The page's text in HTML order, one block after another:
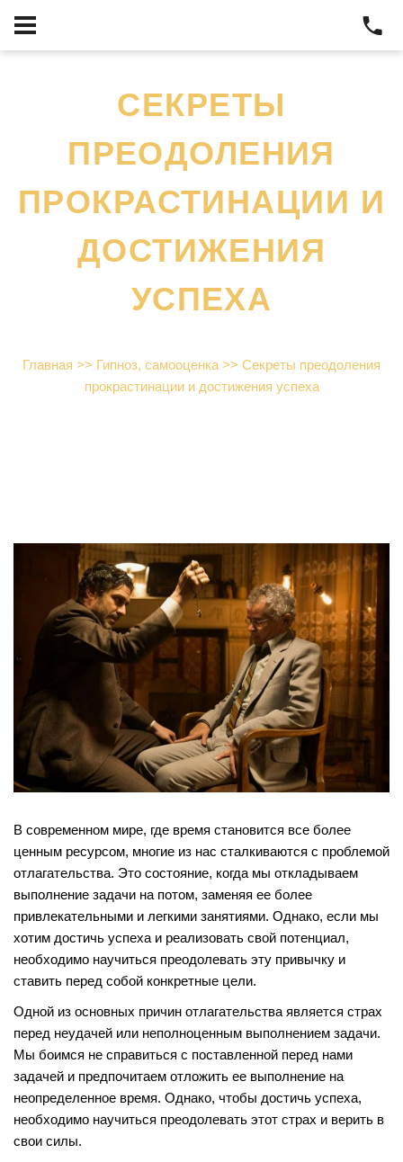
СЕКРЕТЫ
ПРЕОДОЛЕНИЯ
ПРОКРАСТИНАЦИИ И
ДОСТИЖЕНИЯ
УСПЕХА
Главная >> Гипноз, самооценка >> Секреты преодоления
прокрастинации и достижения успеха
В современном мире, где время становится все более
ценным ресурсом, многие из нас сталкиваются с проблемой
отлагательства. Это состояние, когда мы откладываем
выполнение задачи на потом, заменяя ее более
привлекательными и легкими занятиями. Однако, если мы
хотим достичь успеха и реализовать свой потенциал,
необходимо научиться преодолевать эту привычку и
ставить перед собой конкретные цели.
Одной из основных причин отлагательства является страх
перед неудачей или неполноценным выполнением задачи.
Мы боимся не справиться с поставленной перед нами
задачей и предпочитаем отложить ее выполнение на
неопределенное время. Однако, чтобы достичь успеха,
необходимо научиться преодолевать этот страх и верить в
свои силы.